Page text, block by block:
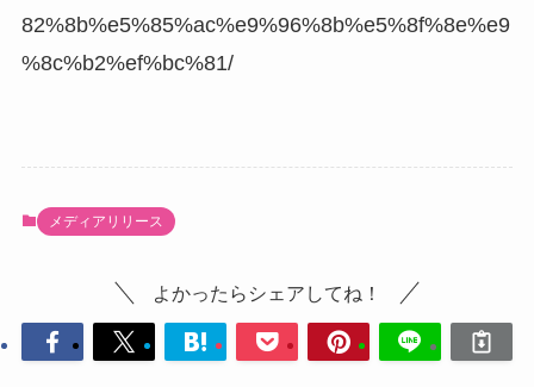
82%8b%e5%85%ac%e9%96%8b%e5%8f%8e%e9
%8c%b2%ef%bc%81/
メディアリリース
よかったらシェアしてね！